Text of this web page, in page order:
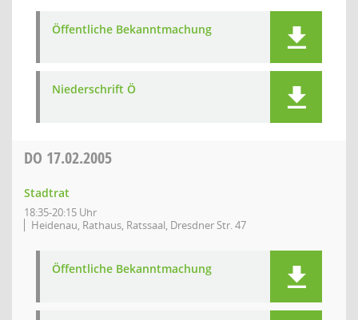
Öffentliche Bekanntmachung
Niederschrift Ö
DO 17.02.2005
Stadtrat
18:35-20:15 Uhr
Heidenau, Rathaus, Ratssaal, Dresdner Str. 47
Öffentliche Bekanntmachung